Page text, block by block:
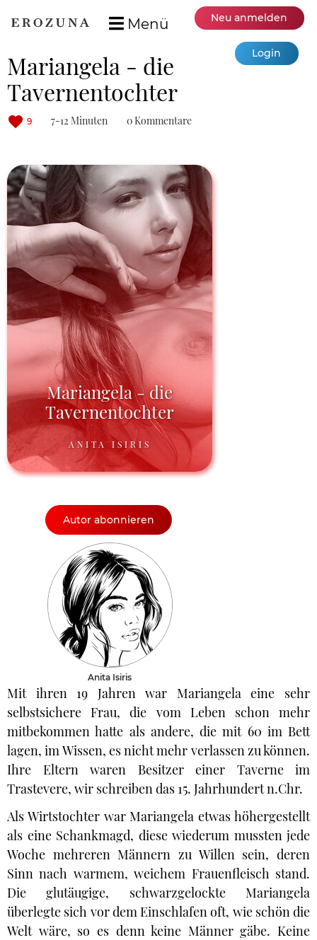
Menü Neu anmelden
Login
Mariangela - die
Tavernentochter
9 7-12 Minuten 0 Kommentare
Mariangela - die
Tavernentochter
ANITA ISIRIS
Autor abonnieren
Anita Isiris
Mit ihren 19 Jahren war Mariangela eine sehr
selbstsichere Frau, die vom Leben schon mehr
mitbekommen hatte als andere, die mit 60 im Bett
lagen, im Wissen, es nicht mehr verlassen zu können.
Ihre Eltern waren Besitzer einer Taverne im
Trastevere, wir schreiben das 15. Jahrhundert n.Chr.
Als Wirtstochter war Mariangela etwas höhergestellt
als eine Schankmagd, diese wiederum mussten jede
Woche mehreren Männern zu Willen sein, deren
Sinn nach warmem, weichem Frauenfleisch stand.
Die glutäugige, schwarzgelockte Mariangela
überlegte sich vor dem Einschlafen oft, wie schön die
Welt wäre, so es denn keine Männer gäbe. Keine